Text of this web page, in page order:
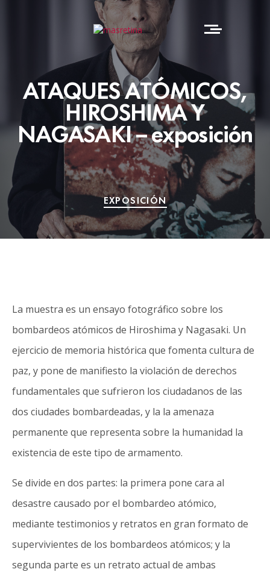
ATAQUES ATÓMICOS,
HIROSHIMA Y
NAGASAKI – exposición
EXPOSICIÓN
La muestra es un ensayo fotográfico sobre los
bombardeos atómicos de Hiroshima y Nagasaki. Un
ejercicio de memoria histórica que fomenta cultura de
paz, y pone de manifiesto la violación de derechos
fundamentales que sufrieron los ciudadanos de las
dos ciudades bombardeadas, y la la amenaza
permanente que representa sobre la humanidad la
existencia de este tipo de armamento.
Se divide en dos partes: la primera pone cara al
desastre causado por el bombardeo atómico,
mediante testimonios y retratos en gran formato de
supervivientes de los bombardeos atómicos; y la
segunda parte es un retrato actual de ambas